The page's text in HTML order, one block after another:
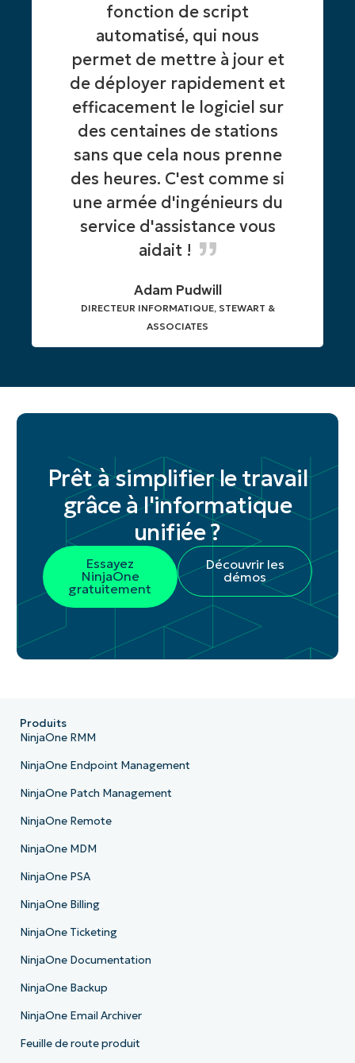
fonction de script
automatisé, qui nous
permet de mettre à jour et
de déployer rapidement et
efficacement le logiciel sur
des centaines de stations
sans que cela nous prenne
des heures. C'est comme si
une armée d'ingénieurs du
service d'assistance vous
aidait !
Adam Pudwill
DIRECTEUR INFORMATIQUE, STEWART &
ASSOCIATES
Prêt à simplifier le travail
grâce à l'informatique
unifiée ?
Essayez
NinjaOne
gratuitement
Découvrir les
démos
Produits
NinjaOne RMM
NinjaOne Endpoint Management
NinjaOne Patch Management
NinjaOne Remote
NinjaOne MDM
NinjaOne PSA
NinjaOne Billing
NinjaOne Ticketing
NinjaOne Documentation
NinjaOne Backup
NinjaOne Email Archiver
Feuille de route produit